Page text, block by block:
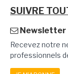
SUIVRE
Newsletter
Recevez notre
professionnels